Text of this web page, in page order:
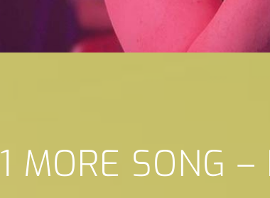
1 MORE SONG